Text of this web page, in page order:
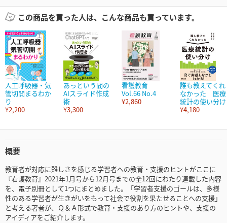
この商品を買った人は、こんな商品も買っています。
人工呼吸器・気
管切開まるわか
り
¥2,200
あっという間の
AIスライド作成
術
¥3,300
看護教育
Vol.66 No.4
¥2,860
誰も教えてくれ
なかった 医療
統計の使い分け
¥4,180
概要
教育者が対応に難しさを感じる学習者への教育・支援のヒントがここに
『看護教育』2021年1月号から12月号までの全12回にわたり連載した内容
を、電子別冊として1つにまとめました。「学習者支援のゴールは、多様
性のある学習者が生きがいをもって社会で役割を果たせることへの支援」
と考える著者が、Ｑ＆Ａ形式で教育・支援のあり方のヒントや、支援の
アイディアをご紹介します。